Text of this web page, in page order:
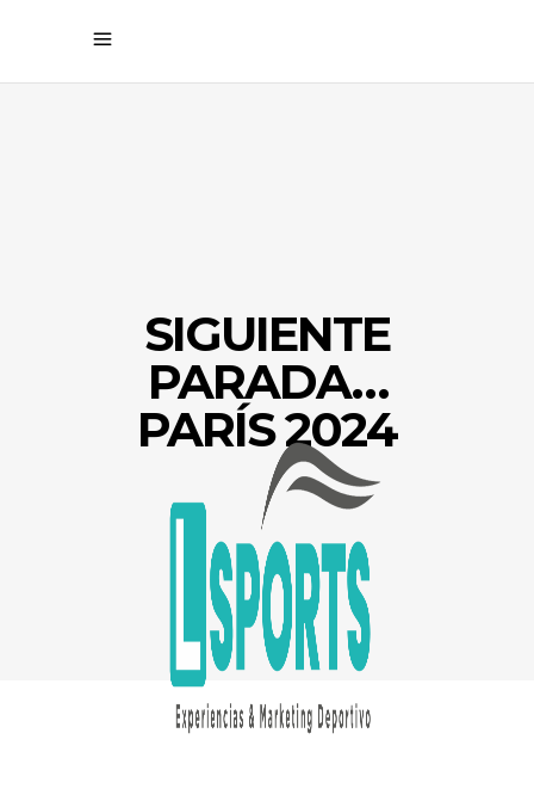
SIGUIENTE
PARADA…
PARÍS 2024